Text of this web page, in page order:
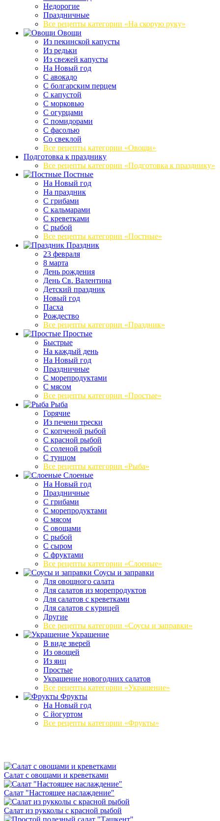
Недорогие
Праздничные
Все рецепты категории «На скорую руку»
Овощи
Из пекинской капусты
Из редьки
Из свежей капусты
На Новый год
С авокадо
С болгарским перцем
С капустой
С морковью
С огурцами
С помидорами
С фасолью
Со свеклой
Все рецепты категории «Овощи»
Подготовка к празднику
Все рецепты категории «Подготовка к празднику»
Постные
На Новый год
На праздник
С грибами
С кальмарами
С креветками
С рыбой
Все рецепты категории «Постные»
Праздник
23 февраля
8 марта
День рождения
День Св. Валентина
Детский праздник
Новый год
Пасха
Рождество
Все рецепты категории «Праздник»
Простые
Быстрые
На каждый день
На Новый год
Праздничные
С морепродуктами
С мясом
Все рецепты категории «Простые»
Рыба
Горячие
Из печени трески
С копченой рыбой
С красной рыбой
С соленой рыбой
С тунцом
Все рецепты категории «Рыба»
Слоеные
На Новый год
Праздничные
С грибами
С морепродуктами
С мясом
С овощами
С рыбой
С сыром
С фруктами
Все рецепты категории «Слоеные»
Соусы и заправки
Для овощного салата
Для салатов из морепродуктов
Для салатов с креветками
Для салатов с курицей
Другие
Все рецепты категории «Соусы и заправки»
Украшение
В виде зверей
Из овощей
Из яиц
Простые
Украшение новогодних салатов
Все рецепты категории «Украшение»
Фрукты
На Новый год
С йогуртом
Все рецепты категории «Фрукты»
Салат с овощами и креветками
Салат "Настоящее наслаждение"
Салат из рукколы с красной рыбой